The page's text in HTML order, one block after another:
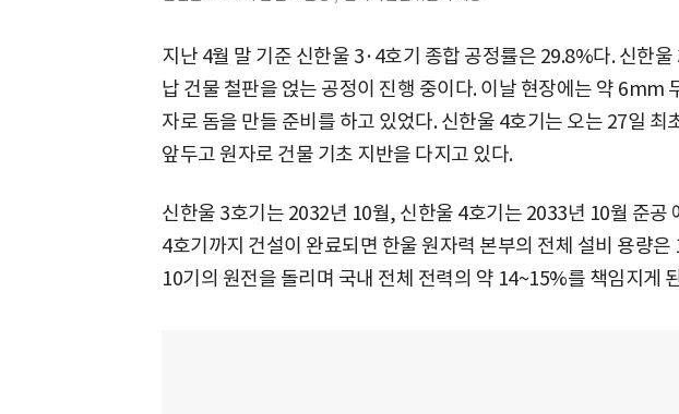
지난 4월 말 기준 신한울 3·4호기 종합 공정률은 29.8%다. 신한울
납 건물 철판을 얹는 공정이 진행 중이다. 이날 현장에는 약 6mm
자로 돔을 만들 준비를 하고 있었다. 신한울 4호기는 오는 27일 최
앞두고 원자로 건물 기초 지반을 다지고 있다.
신한울 3호기는 2032년 10월, 신한울 4호기는 2033년 10월 준공
4호기까지 건설이 완료되면 한울 원자력 본부의 전체 설비 용량은
10기의 원전을 돌리며 국내 전체 전력의 약 14~15%를 책임지게